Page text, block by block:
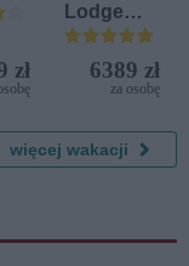
zł
Lodge
Beach &
Golf
Resort by
Diamonds
6389 zł
za osobę
więcej wakacji